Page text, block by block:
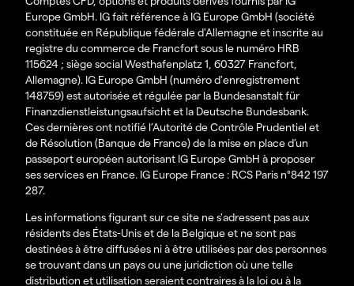
Europe GmbH. IG fait référence à IG Europe GmbH (société
constituée en République fédérale d'Allemagne et inscrite au
registre du commerce de Francfort sous le numéro HRB
115624 ; siège social Westhafenplatz 1, 60327 Francfort,
Allemagne). IG Europe GmbH (numéro d'enregistrement
148759) est autorisée et régulée par la Bundesanstalt für
Finanzdienstleistungsaufsicht et la Deutsche Bundesbank.
Ces dernières ont notifié l’Autorité de Contrôle Prudentiel et
de Résolution (Banque de France) de la mise en place d’un
passeport européen autorisant IG Europe GmbH à proposer
ses services en France. IG Europe France : RCS Paris n°842 197
287.
Les informations figurant sur ce site ne s'adressent pas aux
résidents des États-Unis et de la Belgique et ne sont pas
destinées à être diffusées ni à être utilisées par des personnes
se trouvant dans un pays ou une juridiction où une telle
distribution et utilisation seraient contraires à la loi ou à la